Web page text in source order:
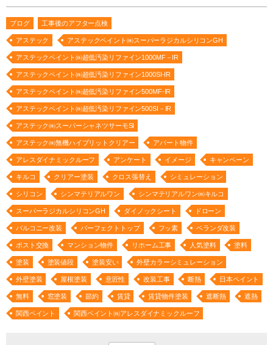
ブログ 工事後のアフター点検
アステック アステックペイント㈱スーパーラジカルシリコンGH
アステックペイント㈱超低汚染リファイン1000MF－IR
アステックペイント㈱超低汚染リファイン1000SI-IR
アステックペイント㈱超低汚染リファイン500MF-IR
アステックペイント㈱超低汚染リファイン500SI－IR
アステック㈱スーパーシャネツサーモSI
アステック㈱無機ハイブリットクリアー アパート物件
アレスダイナミックルーフ アンケート イメージ キャンペーン
キルコ クリアー塗装 クロス張替え シミュレーション
シリコン シンマテリアルワン シンマテリアルワン㈱キルコ
スーパーラジカルシリコンGH ダイノックシート ドローン
バルコニー改装 パーフェクトトップ フッ素 ベランダ改装
ポスト交換 マンション物件 リホーム工事 人気塗料 塗料
塗装 塗装値段 塗装安い 外壁カラーシミュレーション
外壁塗装 屋根塗装 意匠性 改装工事 断熱 日本ペイント
無料 窓塗装 節約 賃貸 賃貸物件塗装 遮断熱 遮熱
関西ペイント 関西ペイント㈱アレスダイナミックルーフ